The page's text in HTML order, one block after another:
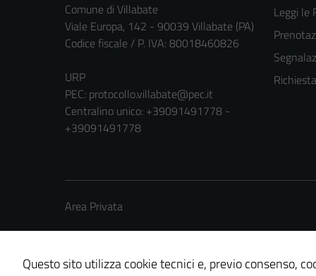
Comune di Villabate
Viale Europa, 142 - 90039 Villabate (PA)
Codice fiscale / P. IVA: 80018460826
URP
PEC: protocollo.villabate@pec.it
Centralino unico: +39091491778 -
+39091491778
Leggi le
Area Privata
Questo sito utilizza cookie tecnici e, previo consenso,